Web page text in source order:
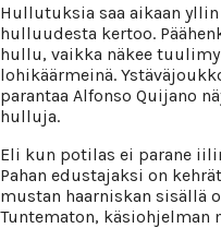
Hullutuksia saa aikaan
hulluudesta kertoo.
hullu, vaikka näkee
lohikäärmeinä.
parantaa Alfonso Quijano
hulluja.
Eli kun potilas ei parane
Pahan edustajaksi on
mustan haarniskan sisällä
Tuntematon, käsiohjelman